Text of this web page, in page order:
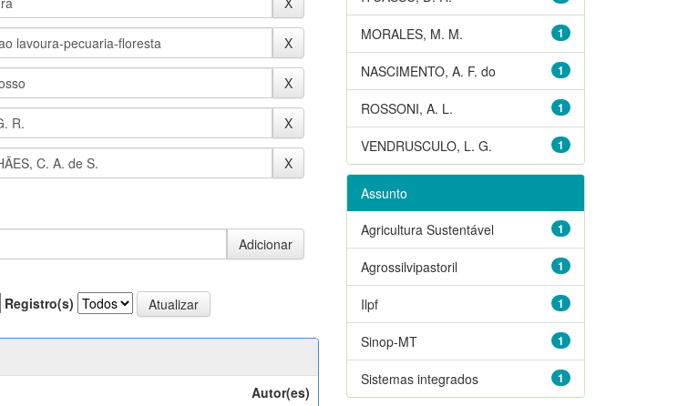
Registro(s)
Autor(es)
1
MORALES, M. M.
1
NASCIMENTO, A. F. do
1
ROSSONI, A. L.
1
VENDRUSCULO, L. G.
Assunto
1
Agricultura Sustentável
1
Agrossilvipastoril
1
Ilpf
1
Sinop-MT
1
Sistemas integrados